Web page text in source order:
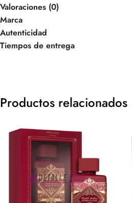
Valoraciones (0)
Marca
Autenticidad
Tiempos de entrega
Productos relacionados